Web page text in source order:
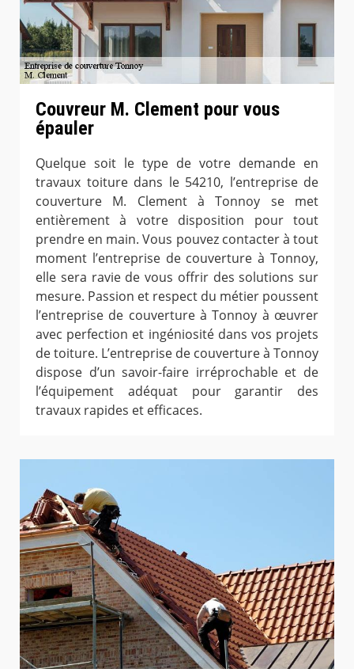
Couvreur M. Clement pour vous
épauler
Quelque soit le type de votre demande en
travaux toiture dans le 54210, l’entreprise de
couverture M. Clement à Tonnoy se met
entièrement à votre disposition pour tout
prendre en main. Vous pouvez contacter à tout
moment l’entreprise de couverture à Tonnoy,
elle sera ravie de vous offrir des solutions sur
mesure. Passion et respect du métier poussent
l’entreprise de couverture à Tonnoy à œuvrer
avec perfection et ingéniosité dans vos projets
de toiture. L’entreprise de couverture à Tonnoy
dispose d’un savoir-faire irréprochable et de
l’équipement adéquat pour garantir des
travaux rapides et efficaces.